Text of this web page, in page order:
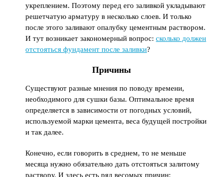
укреплением. Поэтому перед его заливкой укладывают
решетчатую арматуру в несколько слоев. И только
после этого заливают опалубку цементным раствором.
И тут возникает закономерный вопрос:сколько должен
отстояться фундамент после заливки?
Причины
Существуют разные мнения по поводу времени,
необходимого для сушки базы. Оптимальное время
определяется в зависимости от погодных условий,
используемой марки цемента, веса будущей постройки
и так далее.
Конечно, если говорить в среднем, то не меньше
месяца нужно обязательно дать отстояться залитому
раствору. И здесь есть ряд весомых причин: